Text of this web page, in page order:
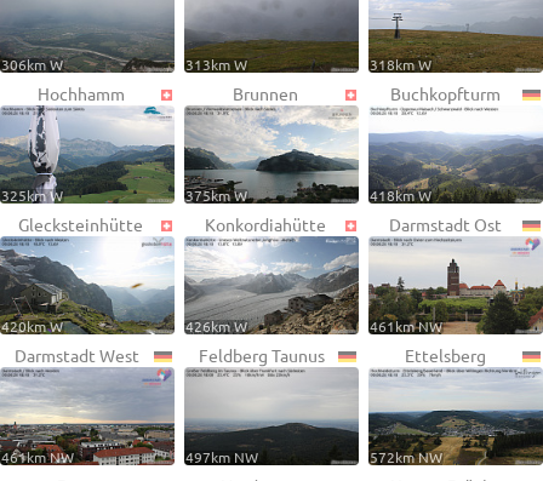
306km W 313km W 318km W
Hochhamm
325km W
Brunnen
375km W
Buchkopfturm
418km W
Glecksteinhütte
420km W
Konkordiahütte
426km W
Darmstadt Ost
461km NW
Darmstadt West
461km NW
Feldberg Taunus
497km NW
Ettelsberg
572km NW